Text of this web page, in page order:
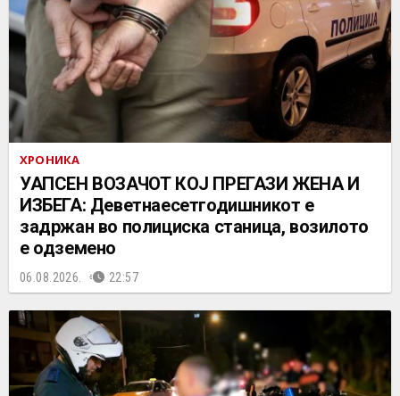
ХРОНИКА
УАПСЕН ВОЗАЧОТ КОЈ ПРЕГАЗИ ЖЕНА И
ИЗБЕГА: Деветнаесетгодишникот е
задржан во полициска станица, возилото
е одземено
06.08.2026. 22:57